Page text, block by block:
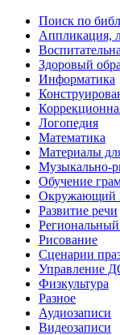
Поиск по
Аппликация,
Здоровый
Информатика
Логопедия
Математика
Материалы
Музыкально-
Обучение
Окружающий
Развитие речи
Рисование
Сценарии
Управление
Физкультура
Разное
Аудиозаписи
Видеозаписи